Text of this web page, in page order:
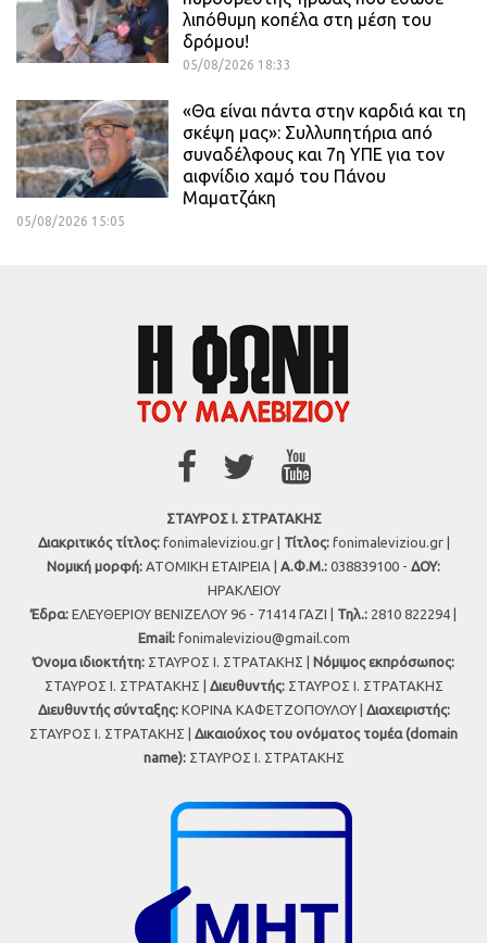
λιπόθυμη κοπέλα στη μέση του
δρόμου!
05/08/2026 18:33
«Θα είναι πάντα στην καρδιά και τη
σκέψη μας»: Συλλυπητήρια από
συναδέλφους και 7η ΥΠΕ για τον
αιφνίδιο χαμό του Πάνου
Μαματζάκη
05/08/2026 15:05
ΣΤΑΥΡΟΣ Ι. ΣΤΡΑΤΑΚΗΣ
Διακριτικός τίτλος:fonimaleviziou.gr | Τίτλος:fonimaleviziou.gr |
Νομική μορφή: ΑΤΟΜΙΚΗ ΕΤΑΙΡΕΙΑ | Α.Φ.Μ.: 038839100 - ΔΟΥ:
ΗΡΑΚΛΕΙΟΥ
Έδρα: ΕΛΕΥΘΕΡΙΟΥ ΒΕΝΙΖΕΛΟΥ 96 - 71414 ΓΑΖΙ | Τηλ.: 2810 822294 |
Εmail: fonimaleviziou@gmail.com
Όνομα ιδιοκτήτη: ΣΤΑΥΡΟΣ Ι. ΣΤΡΑΤΑΚΗΣ | Νόμιμος εκπρόσωπος:
ΣΤΑΥΡΟΣ Ι. ΣΤΡΑΤΑΚΗΣ | Διευθυντής:ΣΤΑΥΡΟΣ Ι. ΣΤΡΑΤΑΚΗΣ
Διευθυντής σύνταξης:ΚΟΡΙΝΑ ΚΑΦΕΤΖΟΠΟΥΛΟΥ | Διαχειριστής:
ΣΤΑΥΡΟΣ Ι. ΣΤΡΑΤΑΚΗΣ | Δικαιούχος του ονόματος τομέα (domain
name):ΣΤΑΥΡΟΣ Ι. ΣΤΡΑΤΑΚΗΣ